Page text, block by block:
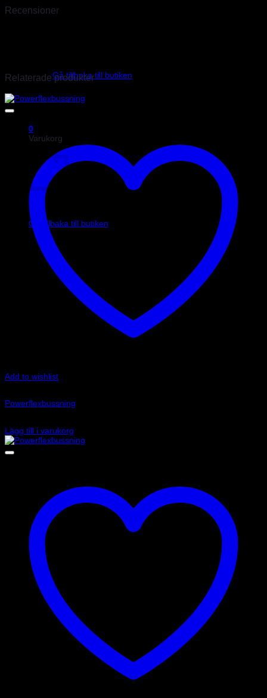
Gå tillbaka till butiken
0
Varukorg
Inga produkter i varukorgen.
Gå tillbaka till butiken
Recensioner
Relaterade produkter
Add to wishlist
Powerflexbussning
Lägg till i varukorg